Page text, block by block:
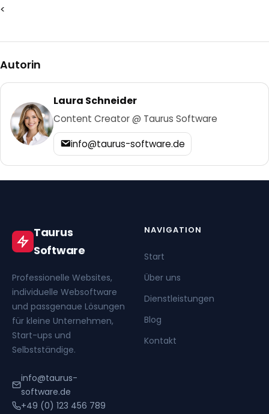
<
Autorin
Laura Schneider
Content Creator @ Taurus Software
info@taurus-software.de
Taurus
Software
Professionelle Websites,
individuelle Websoftware
und passgenaue Lösungen
für kleine Unternehmen,
Start-ups und
Selbstständige.
info@taurus-
software.de
+49 (0) 123 456 789
NAVIGATION
Start
Über uns
Dienstleistungen
Blog
Kontakt